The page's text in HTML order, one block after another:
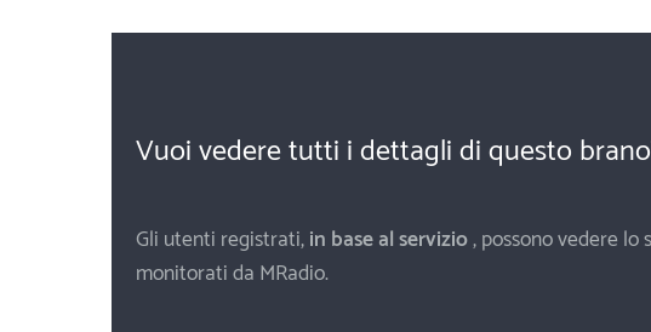
Vuoi vedere tutti i dettagli di questo
Gli utenti registrati,in base al servizio, possono vedere lo
monitorati da MRadio.